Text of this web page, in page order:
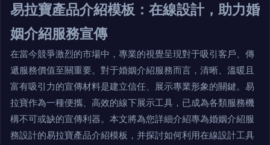
易拉寶產品介紹模板：在線設計，助力婚
姻介紹服務宣傳
在當今競爭激烈的市場中，專業的視覺呈現對于吸引客戶、傳
遞服務價值至關重要。對于婚姻介紹服務而言，清晰、溫暖且
富有吸引力的宣傳材料是建立信任、展示專業形象的關鍵。易
拉寶作為一種便攜、高效的線下展示工具，已成為各類服務機
構不可或缺的宣傳利器。本文將為您詳細介紹專為婚姻介紹服
務設計的易拉寶產品介紹模板，并探討如何利用在線設計工具